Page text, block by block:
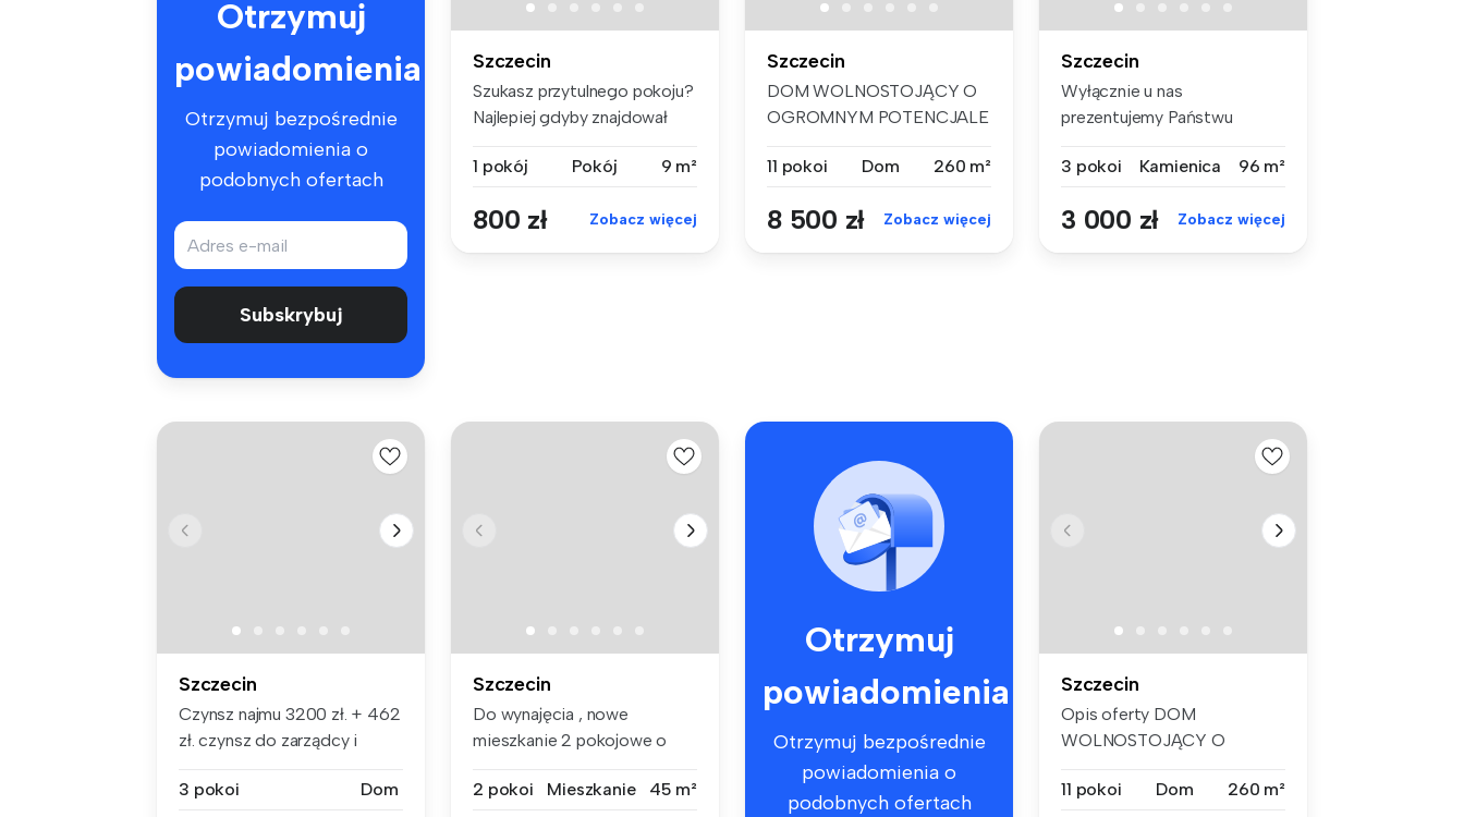
Otrzymuj
powiadomienia
Otrzymuj bezpośrednie
powiadomienia o
podobnych ofertach
Subskrybuj
Szczecin
Szukasz przytulnego pokoju?
Najlepiej gdyby znajdował
1 pokój
Pokój 9 m²
800 zł Zobacz więcej
Szczecin
DOM WOLNOSTOJĄCY O
OGROMNYM POTENCJALE
11 pokoi
Dom 260 m²
8 500 zł Zobacz więcej
Szczecin
Wyłącznie u nas
prezentujemy Państwu
3 pokoi
Kamienica 96 m²
3 000 zł Zobacz więcej
Szczecin
Czynsz najmu 3200 zł. + 462
zł. czynsz do zarządcy i
3 pokoi
Dom
Szczecin
Do wynajęcia , nowe
mieszkanie 2 pokojowe o
2 pokoi
Mieszkanie 45 m²
Otrzymuj
powiadomienia
Otrzymuj bezpośrednie
powiadomienia o
podobnych ofertach
Szczecin
Opis oferty DOM
WOLNOSTOJĄCY O
– 11 P...
11 pokoi Dom 260 m²